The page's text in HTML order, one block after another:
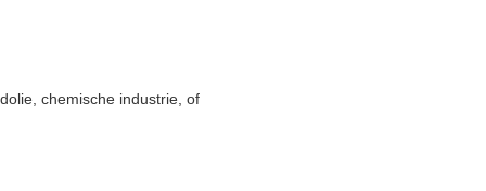
chemische industrie, of